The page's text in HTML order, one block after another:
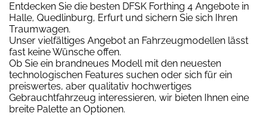
Entdecken Sie die besten DFSK Forthing 4 Angebote in
Halle, Quedlinburg, Erfurt und sichern Sie sich Ihren
Traumwagen.
Unser vielfältiges Angebot an Fahrzeugmodellen lässt
fast keine Wünsche offen.
Ob Sie ein brandneues Modell mit den neuesten
technologischen Features suchen oder sich für ein
preiswertes, aber qualitativ hochwertiges
Gebrauchtfahrzeug interessieren, wir bieten Ihnen eine
breite Palette an Optionen.